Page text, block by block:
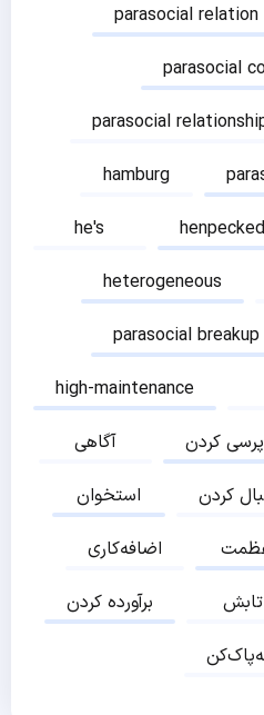
parasocial relation
parasocial
parasocial
hamburg
he's
henpecked
heterogeneous
parasocial breakup
high-maintenance
آگاهی
کردن
استخوان
کردن
اضافه‌کاری
برآورده کردن
تابش